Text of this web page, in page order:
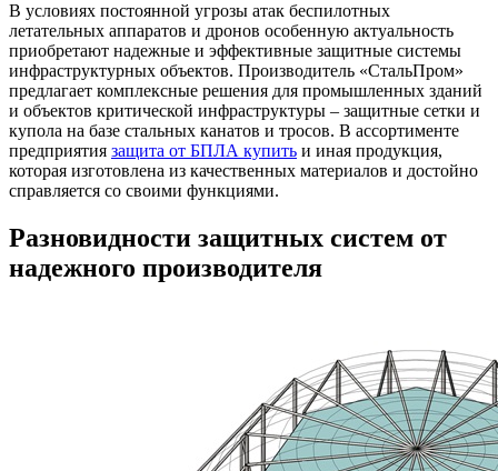
В условиях постоянной угрозы атак беспилотных
летательных аппаратов и дронов особенную актуальность
приобретают надежные и эффективные защитные системы
инфраструктурных объектов. Производитель «СтальПром»
предлагает комплексные решения для промышленных зданий
и объектов критической инфраструктуры – защитные сетки и
купола на базе стальных канатов и тросов. В ассортименте
предприятия защита от БПЛА купить и иная продукция,
которая изготовлена из качественных материалов и достойно
справляется со своими функциями.
Разновидности защитных систем от
надежного производителя